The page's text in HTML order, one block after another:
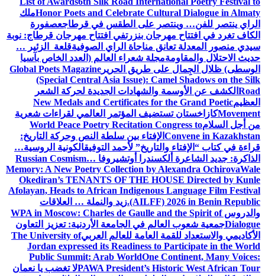
Honor Poets and Celebrate Cultural Dialogue in Almatyملك
الراي ينتصر للفن… وينتصر على الطقس في قرطاجعصفورة
الكاف تغرد في افتتاح مهرجان بنزرتفي افتتاح مهرجان قرطاج: نوبة
سيدي منصور المعدلة تعانق مناجاة الراي الصوفيةقلعة الزئير …
حديث الاحتلال والمقاومةمجلة شعراء العالم (العدد الخاص بآسيا
الوسطى) ظلال الجِمال على طريق الحرير Global Poets Magazine
(Special Central Asia Issue): Camel Shadows on the Silk
Road الكشف عن الأوسمة والشهادات الجديدة لحركة الشعر
العظيمNew Medals and Certificates for the Grand Poetic
Movementكازاخستان تستضيف المؤتمر العالمي لقراءات شعرية
من أجل السلامWorld Peace Poetry Recitation Congress to
Convene in Kazakhstan الإفتاء بين سلطة النص وحركة التاريخ:
قراءة في كتاب “الإفتاء والتاريخ” لأحمد التوفيقالكونية الروسية…
الذاكرة: جديد الشاعرة ألكسندرا أوتشيروفا Russian Cosmism…
Memory: A New Poetry Collection by Alexandra OchirovaWale
Okediran’s TENANTS OF THE HOUSE Directed by Kunle
Afolayan, Heads to African Indigenous Language Film Festival
(AILFF) 2026 in Benin Republic. زيد والنملة … العلاقات
والدروسWPA in Moscow: Charles de Gaulle and the Spirit of
Dialogueجمعية شعوب العالم في الجامعة الأردنية: تعزيز التعاون
الأكاديمي والاستعداد للقمة العامة للعالم العربيThe University of
Jordan expressed its Readiness to Participate in the World
Public Summit: Arab WorldOne Continent, Many Voices:
PAWA President’s Historic West African Tourلا تغضب يا نعمان